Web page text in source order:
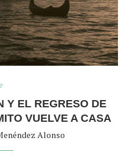
Y EL REGRESO DE
VUELVE A CASA
Alonso